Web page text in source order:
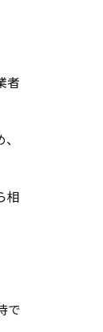
者
相
で